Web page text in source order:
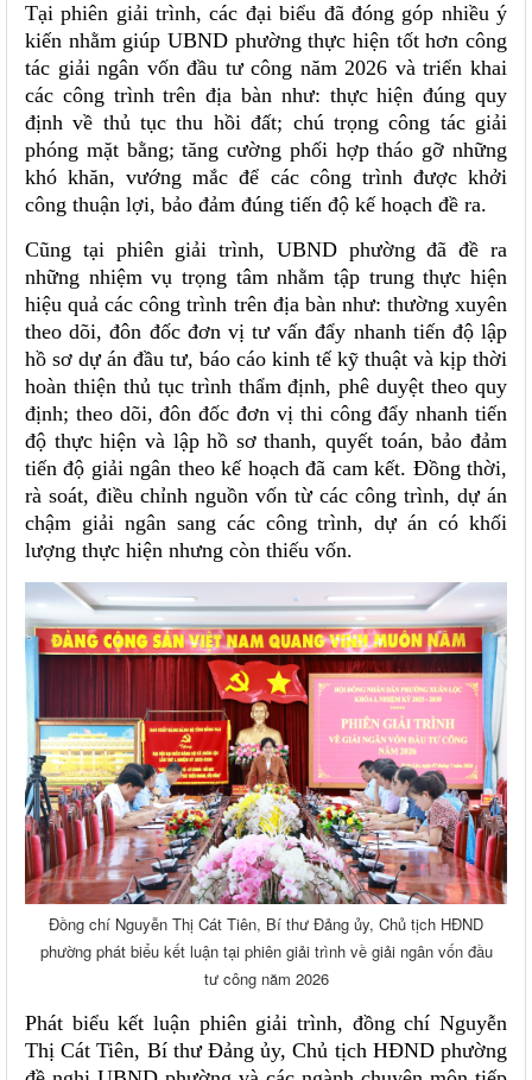
Tại phiên giải trình, các đại biểu đã đóng góp nhiều ý
kiến nhằm giúp UBND phường thực hiện tốt hơn công
tác giải ngân vốn đầu tư công năm 2026 và triển khai
các công trình trên địa bàn như: thực hiện đúng quy
định về thủ tục thu hồi đất; chú trọng công tác giải
phóng mặt bằng; tăng cường phối hợp tháo gỡ những
khó khăn, vướng mắc để các công trình được khởi
công thuận lợi, bảo đảm đúng tiến độ kế hoạch đề ra.
Cũng tại phiên giải trình, UBND phường đã đề ra
những nhiệm vụ trọng tâm nhằm tập trung thực hiện
hiệu quả các công trình trên địa bàn như: thường xuyên
theo dõi, đôn đốc đơn vị tư vấn đẩy nhanh tiến độ lập
hồ sơ dự án đầu tư, báo cáo kinh tế kỹ thuật và kịp thời
hoàn thiện thủ tục trình thẩm định, phê duyệt theo quy
định; theo dõi, đôn đốc đơn vị thi công đẩy nhanh tiến
độ thực hiện và lập hồ sơ thanh, quyết toán, bảo đảm
tiến độ giải ngân theo kế hoạch đã cam kết. Đồng thời,
rà soát, điều chỉnh nguồn vốn từ các công trình, dự án
chậm giải ngân sang các công trình, dự án có khối
lượng thực hiện nhưng còn thiếu vốn.
Đồng chí Nguyễn Thị Cát Tiên, Bí thư Đảng ủy, Chủ tịch HĐND
phường phát biểu kết luận tại phiên giải trình về giải ngân vốn đầu
tư công năm 2026
Phát biểu kết luận phiên giải trình, đồng chí Nguyễn
Thị Cát Tiên, Bí thư Đảng ủy, Chủ tịch HĐND phường